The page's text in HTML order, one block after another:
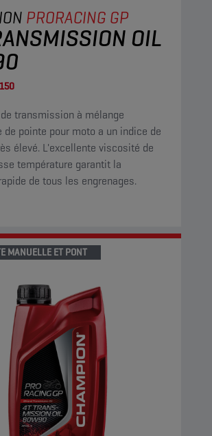
PRORACING GP
OIL
transmission à mélange
de pointe pour moto a un indice de
élevé. L'excellente viscosité de
température garantit la
de tous les engrenages.
MANUELLE ET PONT